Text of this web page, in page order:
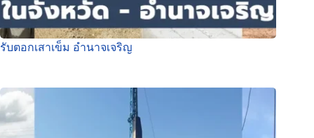
รับตอกเสาเข็ม อำนาจเจริญ